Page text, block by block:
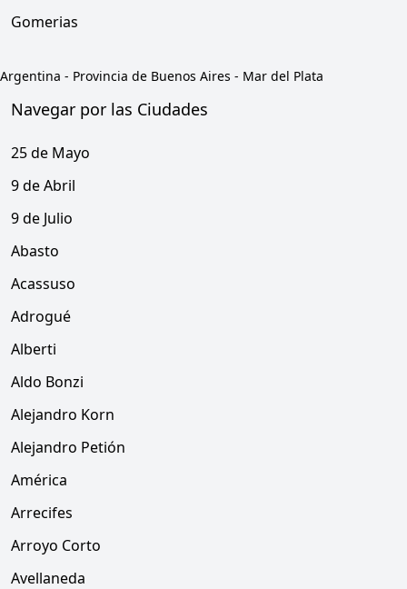
Gomerias
Argentina - Provincia de Buenos Aires - Mar del Plata
Navegar por las Ciudades
25 de Mayo
9 de Abril
9 de Julio
Abasto
Acassuso
Adrogué
Alberti
Aldo Bonzi
Alejandro Korn
Alejandro Petión
América
Arrecifes
Arroyo Corto
Avellaneda